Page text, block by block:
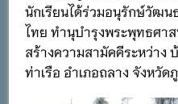
นักเรียนได้ร่วมอนุรักษ์วัฒน
ไทย ทำนุบำรุงพระพุทธศา
สร้างความสามัคคีระหว่าง
ท่าเรือ อำเภอถลาง จังหวัด